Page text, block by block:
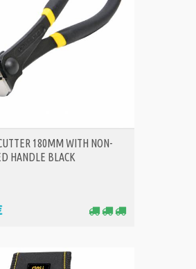
180MM WITH NON-
HANDLE BLACK